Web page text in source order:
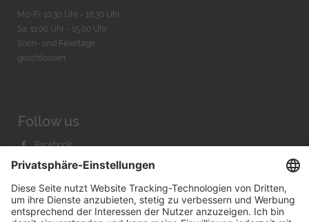
Mo-Fr. 10:30 Uhr - 18:30 Uhr
Sa. 11:00 Uhr - 15.00 Uhr
Sonn- und Feiertage
geschlossen
Follow us
Facebook
Instagram
Youtube